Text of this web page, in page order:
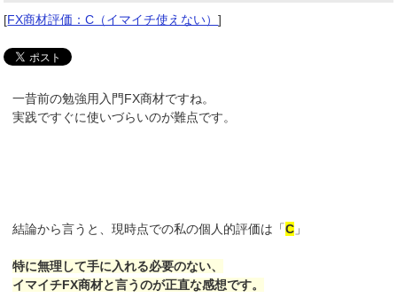
[FX商材評価：C（イマイチ使えない）]
一昔前の勉強用入門FX商材ですね。
実践ですぐに使いづらいのが難点です。
結論から言うと、現時点での私の個人的評価は「C 」
特に無理して手に入れる必要のない、
イマイチFX商材と言うのが正直な感想です。